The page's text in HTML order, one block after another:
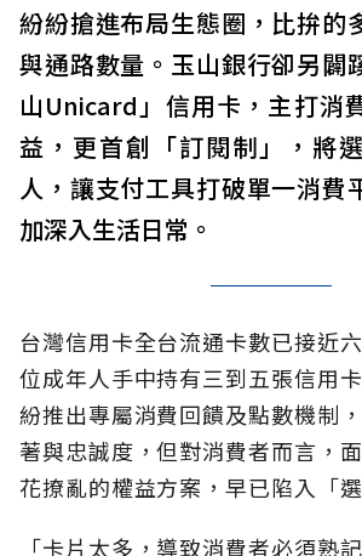
紛紛搶進布局生態圈，比拚的
與通路數量。玉山銀行卻另闢
山Unicard」信用卡，主打消
益，更首創「訂閱制」，將
人，讓支付工具打破單一消費
加深入生活日常。
台灣信用卡全台流通卡數已接近
位成年人手中持有三到五張信用
紛推出專屬消費回饋及點數機制
著與忠誠度，但對消費者而言，
花撩亂的權益方案，早已陷入「
「卡片太多，導致消費者必須熟